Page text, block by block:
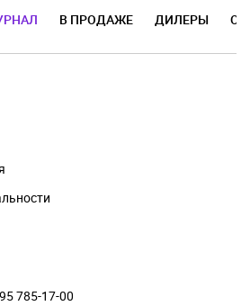
В ПРОДАЖЕ ДИЛЕРЫ
785-17-00